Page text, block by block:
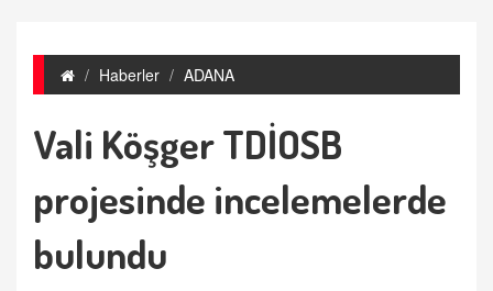
Haberler ADANA
Vali Köşger TDİOSB
projesinde incelemelerde
bulundu